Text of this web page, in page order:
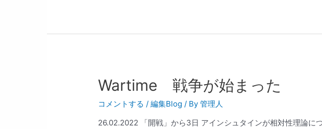
Wartime 戦争が始まった
コメントする /編集Blog / By管理人
26.02.2022 「開戦」から3日 アインシュタインが相対性理論に